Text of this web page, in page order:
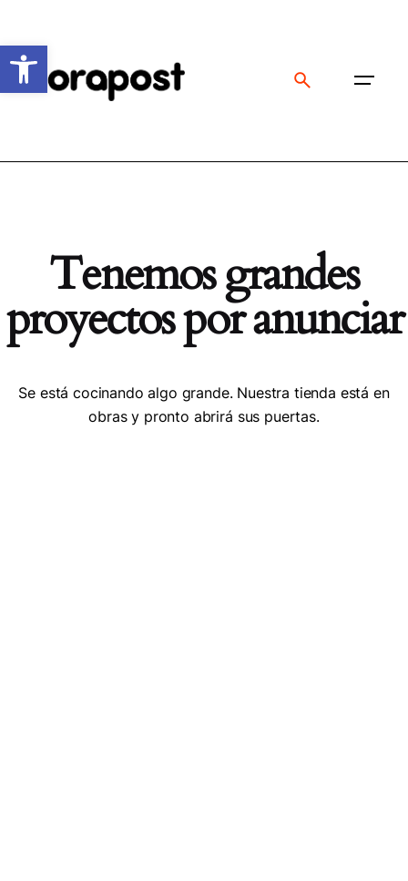
Abrir barra de
content
Tenemos grandes
proyectos por anunciar
Se está cocinando algo grande. Nuestra tienda está en
obras y pronto abrirá sus puertas.